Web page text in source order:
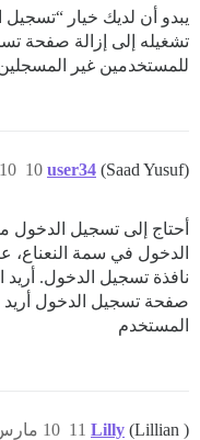
يبدو أن لديك خيار
تشغيله إلى إزالة صفحة
للمستخدمين غير
user34 (Saad Yusuf) 10 مارس 2024، 4:14م 10
أحتاج إلى تسجيل
الدخول في سمة النعناع،
نافذة تسجيل الدخول.
صفحة تسجيل الدخول
المستخدم
Lilly (Lillian ) 10 مارس 2024، 4:42م 11